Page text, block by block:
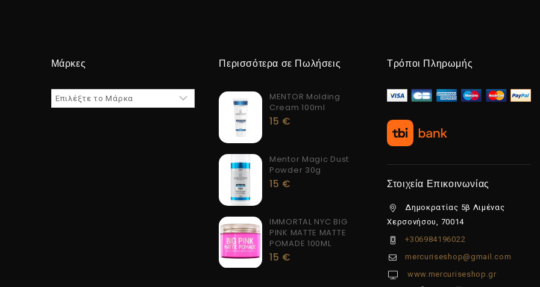
Μάρκες Περισσότερα σε Πωλήσεις
MENTOR Molding
Cream 100ml
15 €
Mentor Magic Dust
Powder 30g
15 €
IMMORTAL NYC BIG
PINK MATTE MATTE
POMADE 100ML
15 €
Τρόποι Πληρωμής
Στοιχεία Επικοινωνίας
Δημοκρατίας 5β Λιμένας
Χερσονήσου, 70014
+306984196022
mercuriseshop@gmail.com
www.mercuriseshop.gr